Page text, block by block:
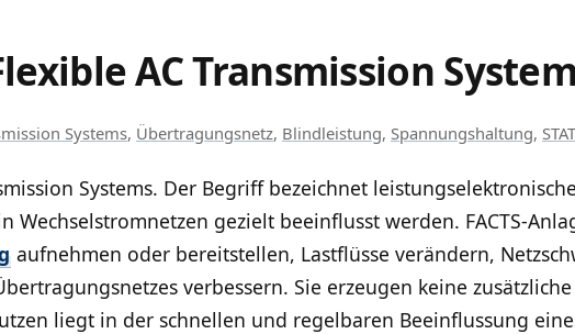
AC Transmission
Systems, Übertragungsnetz, Blindleistung, Spannungshaltung,
Systems. Der Begriff bezeichnet
Wechselstromnetzen gezielt beeinflusst werden. FACTS-
aufnehmen oder bereitstellen, Lastflüsse verändern,
verbessern. Sie erzeugen keine
liegt in der schnellen und regelbaren Beeinflussung